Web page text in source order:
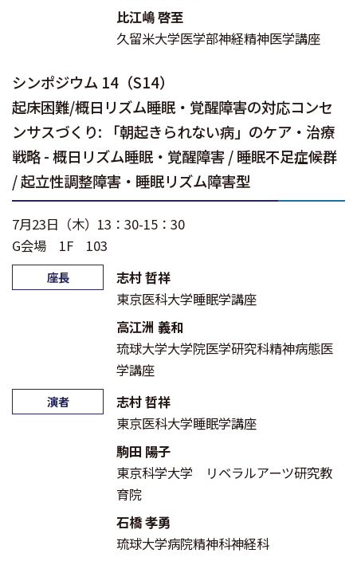
比江嶋 啓至
久留米大学医学部神経精神医学講座
シンポジウム 14（S14）
起床困難/概日リズム睡眠・覚醒障害の対応コンセ
ンサスづくり: 「朝起きられない病」のケア・治療
戦略 - 概日リズム睡眠・覚醒障害 / 睡眠不足症候群
/ 起立性調整障害・睡眠リズム障害型
7月23日（木）13：30-15：30
G会場 1F 103
座長
志村 哲祥
東京医科大学睡眠学講座
高江洲 義和
琉球大学大学院医学研究科精神病態医
学講座
演者
志村 哲祥
東京医科大学睡眠学講座
駒田 陽子
東京科学大学 リベラルアーツ研究教
育院
石橋 孝勇
琉球大学病院精神科神経科